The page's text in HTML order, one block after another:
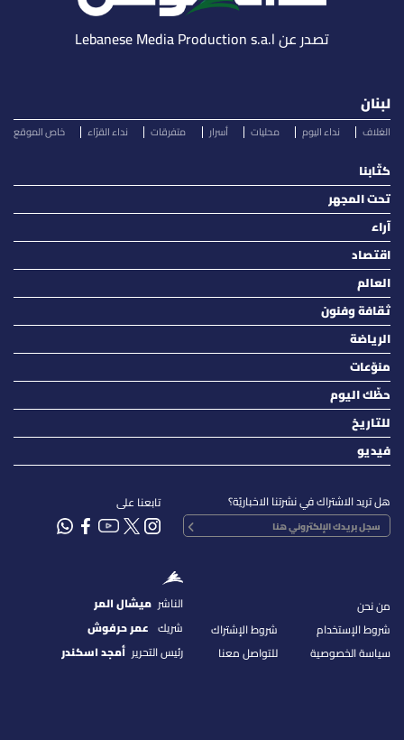
تصدر عن Lebanese Media Production s.a.l
لبنان
الغلاف نداء اليوم محليات أسرار متفرقات نداء القرّاء خاص الموقع
كتّابنا
تحت المجهر
آراء
اقتصاد
العالم
ثقافة وفنون
الرياضة
منوّعات
حظّك اليوم
للتاريخ
فيديو
هل تريد الاشتراك في نشرتنا الاخباريّة؟ تابعنا على
من نحن
شروط الإستخدام
سياسة الخصوصية
شروط الإشتراك
للتواصل معنا
الناشر ميشال المر
شريك عمر حرفوش
رئيس التحرير أمجد اسكندر